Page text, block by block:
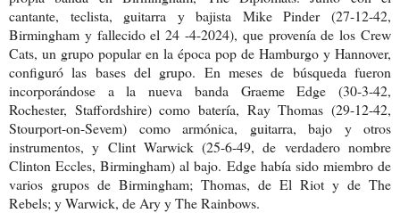
cantante, teclista, guitarra y bajista Mike Pinder (27-12-42,
Birmingham y fallecido el 24 -4-2024), que provenía de los Crew
Cats, un grupo popular en la época pop de Hamburgo y Hannover,
configuró las bases del grupo. En meses de búsqueda fueron
incorporándose a la nueva banda Graeme Edge (30-3-42,
Rochester, Staffordshire) como batería, Ray Thomas (29-12-42,
Stourport-on-Sevem) como armónica, guitarra, bajo y otros
instrumentos, y Clint Warwick (25-6-49, de verdadero nombre
Clinton Eccles, Birmingham) al bajo. Edge había sido miembro de
varios grupos de Birmingham; Thomas, de El Riot y de The
Rebels; y Warwick, de Ary y The Rainbows.